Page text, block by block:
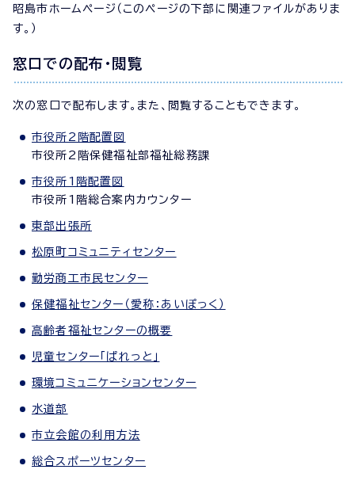
昭島市ホームページ（このページの下部に関連ファイルがありま
す。）
窓口での配布・閲覧
次の窓口で配布します。また、閲覧することもできます。
市役所2階配置図
市役所2階保健福祉部福祉総務課
市役所1階配置図
市役所1階総合案内カウンター
東部出張所
松原町コミュニティセンター
勤労商工市民センター
保健福祉センター（愛称：あいぽっく）
高齢者福祉センターの概要
児童センター「ぱれっと」
環境コミュニケーションセンター
水道部
市立会館の利用方法
総合スポーツセンター